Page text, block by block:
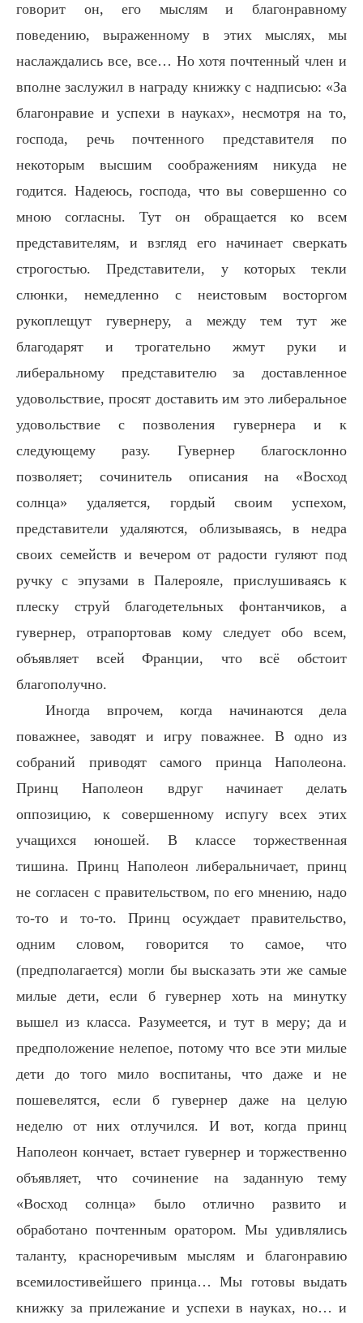
говорит он, его мыслям и благонравному
поведению, выраженному в этих мыслях, мы
наслаждались все, все… Но хотя почтенный член и
вполне заслужил в награду книжку с надписью: «За
благонравие и успехи в науках», несмотря на то,
господа, речь почтенного представителя по
некоторым высшим соображениям никуда не
годится. Надеюсь, господа, что вы совершенно со
мною согласны. Тут он обращается ко всем
представителям, и взгляд его начинает сверкать
строгостью. Представители, у которых текли
слюнки, немедленно с неистовым восторгом
рукоплещут гувернеру, а между тем тут же
благодарят и трогательно жмут руки и
либеральному представителю за доставленное
удовольствие, просят доставить им это либеральное
удовольствие с позволения гувернера и к
следующему разу. Гувернер благосклонно
позволяет; сочинитель описания на «Восход
солнца» удаляется, гордый своим успехом,
представители удаляются, облизываясь, в недра
своих семейств и вечером от радости гуляют под
ручку с эпузами в Палерояле, прислушиваясь к
плеску струй благодетельных фонтанчиков, а
гувернер, отрапортовав кому следует обо всем,
объявляет всей Франции, что всё обстоит
благополучно.
Иногда впрочем, когда начинаются дела
поважнее, заводят и игру поважнее. В одно из
собраний приводят самого принца Наполеона.
Принц Наполеон вдруг начинает делать
оппозицию, к совершенному испугу всех этих
учащихся юношей. В классе торжественная
тишина. Принц Наполеон либеральничает, принц
не согласен с правительством, по его мнению, надо
то-то и то-то. Принц осуждает правительство,
одним словом, говорится то самое, что
(предполагается) могли бы высказать эти же самые
милые дети, если б гувернер хоть на минутку
вышел из класса. Разумеется, и тут в меру; да и
предположение нелепое, потому что все эти милые
дети до того мило воспитаны, что даже и не
пошевелятся, если б гувернер даже на целую
неделю от них отлучился. И вот, когда принц
Наполеон кончает, встает гувернер и торжественно
объявляет, что сочинение на заданную тему
«Восход солнца» было отлично развито и
обработано почтенным оратором. Мы удивлялись
таланту, красноречивым мыслям и благонравию
всемилостивейшего принца… Мы готовы выдать
книжку за прилежание и успехи в науках, но… и